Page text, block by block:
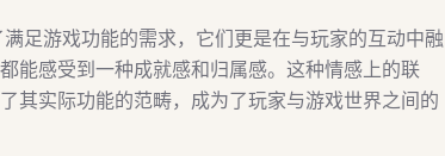
足游戏功能的需求，它们更是在与玩家的互动中融
能感受到一种成就感和归属感。这种情感上的联
其实际功能的范畴，成为了玩家与游戏世界之间的